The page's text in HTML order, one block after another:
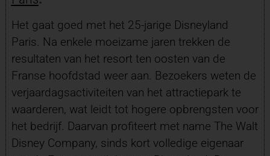
Het gaat goed met het 25-jarige Disneyland
Paris. Na enkele moeizame jaren trekken de
resultaten van het resort ten oosten van de
Franse hoofdstad weer aan. Bezoekers weten de
verjaardagsactiviteiten van het attractiepark te
waarderen, wat leidt tot hogere opbrengsten voor
het bedrijf. Daarvan profiteert met name The Walt
Disney Company, sinds kort volledige eigenaar